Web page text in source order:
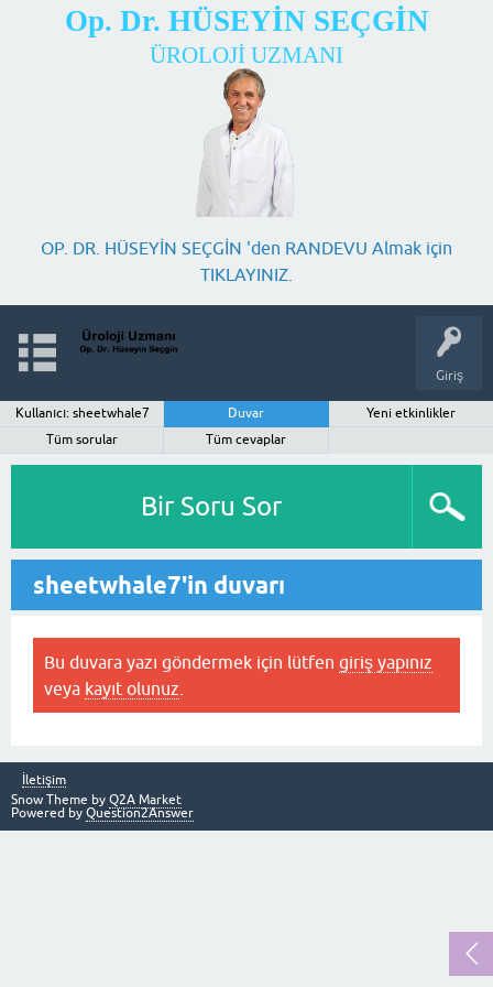
Op. Dr. HÜSEYİN SEÇGİN
ÜROLOJİ UZMANI
OP. DR. HÜSEYİN SEÇGİN 'den RANDEVU Almak için
TIKLAYINIZ.
Giriş
Kullanıcı: sheetwhale7 Duvar
Yeni etkinlikler
Tüm sorular
Tüm cevaplar
Bir Soru Sor
sheetwhale7'in duvarı
Bu duvara yazı göndermek için lütfen giriş yapınız
veya kayıt olunuz
İletişim
Snow Theme by Q2A Market
Powered by Question2Answer